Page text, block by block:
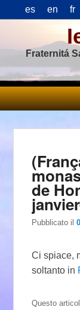
es en fr
Fraternitá
de
Pubblicato il
Ci spiace,
soltanto in
Questo